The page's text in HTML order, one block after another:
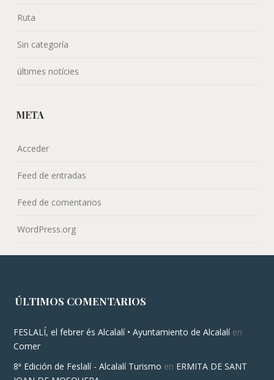
Ruta
Sin categoría
últimes notícies
META
Acceder
Feed de entradas
Feed de comentarios
WordPress.org
ÚLTIMOS COMENTARIOS
FESLALÍ, el febrer és Alcalalí • Ayuntamiento de Alcalalíen
Comer
8ª Edición de Feslalí - Alcalalí Turismo en ERMITA DE SANT